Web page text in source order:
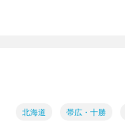
北海道 帯広・十勝